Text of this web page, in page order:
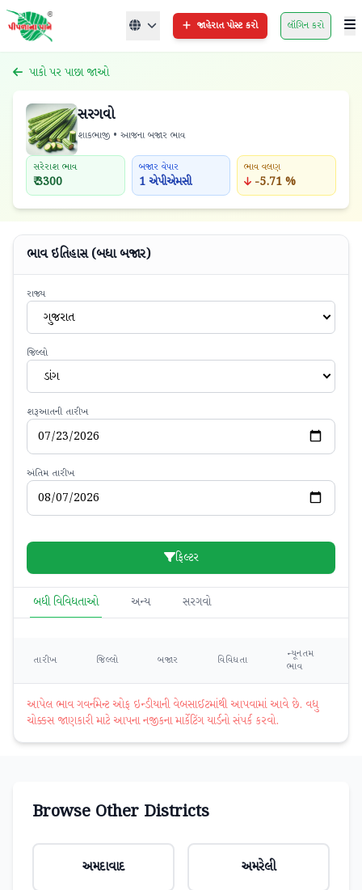
જાહેરાત પોસ્ટ કરો લૉગિન કરો
પાકો પર પાછા જાઓ
સરગવો
શાકભાજી • આજના બજાર ભાવ
સરેરાશ ભાવ
₹ 3300
બજાર વેપાર
1 એપીએમસી
ભાવ વલણ
-5.71 %
ભાવ ઇતિહાસ (બધા બજાર)
રાજ્ય
ગુજરાત
જિલ્લો
ડાંગ
શરૂઆતની તારીખ
અંતિમ તારીખ
ફિલ્ટર
બધી વિવિધતાઓ અન્ય સરગવો
તારીખ જિલ્લો બજાર વિવિધતા
ન્યૂનતમ
ભાવ
આપેલ ભાવ ગવર્નમેન્ટ ઓફ ઇન્ડીયાની વેબસાઈટમાંથી આપવામાં આવે છે. વધુ
ચોક્કસ જાણકારી માટે આપના નજીકના માર્કેટિંગ યાર્ડનો સંપર્ક કરવો.
Browse Other Districts
અમદાવાદ અમરેલી